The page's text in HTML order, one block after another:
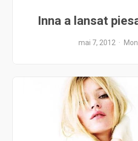
Inna a lansat
mai 7, 2012